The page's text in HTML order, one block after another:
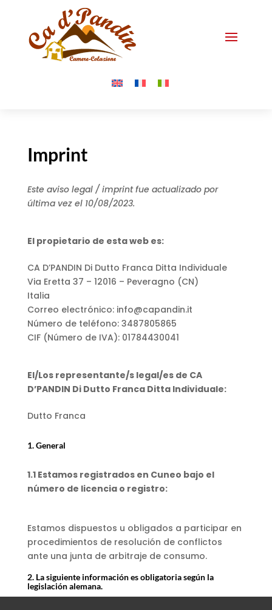
Imprint
Este aviso legal / imprint fue actualizado por
última vez el 10/08/2023.
El propietario de esta web es:
CA D’PANDIN Di Dutto Franca Ditta Individuale
Via Eretta 37 – 12016 – Peveragno (CN)
Italia
Correo electrónico: info@capandin.it
Número de teléfono: 3487805865
CIF (Número de IVA): 01784430041
El/Los representante/s legal/es de CA
D’PANDIN Di Dutto Franca Ditta Individuale:
Dutto Franca
1. General
1.1 Estamos registrados en Cuneo bajo el
número de licencia o registro:
Estamos dispuestos u obligados a participar en
procedimientos de resolución de conflictos
ante una junta de arbitraje de consumo.
2. La siguiente información es obligatoria según la
legislación alemana.